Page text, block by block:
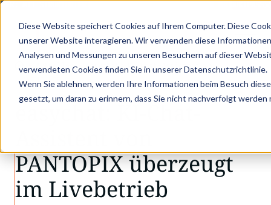
Diese Website speichert Cookies auf Ihrem Computer. Diese
unserer Website interagieren. Wir verwenden diese
Analysen und Messungen zu unseren Besuchern auf dieser
verwendeten Cookies finden Sie in unserer Datenschutzrichtlinie.
Wenn Sie ablehnen, werden Ihre Informationen beim Besuch
gesetzt, um daran zu erinnern, dass Sie nicht nachverfolgt werden
MIT STRUKTURIERTEN PRODUKTDATEN ZUM DIGITALEN
Aktuelles•
easychat: KI-Chat-Assistent vo…
AKTUELLES
easychat: KI-Chat-
PANTOPIX überzeugt
im Livebetrieb